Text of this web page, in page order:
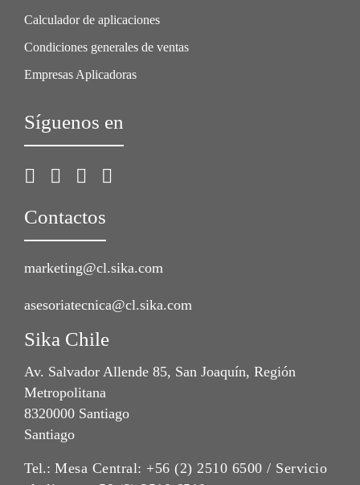
Calculador de aplicaciones
Condiciones generales de ventas
Empresas Aplicadoras
Síguenos en
Contactos
marketing@cl.sika.com
asesoriatecnica@cl.sika.com
Sika Chile
Av. Salvador Allende 85, San Joaquín, Región
Metropolitana
8320000 Santiago
Santiago
Tel.: Mesa Central: +56 (2) 2510 6500 / Servicio